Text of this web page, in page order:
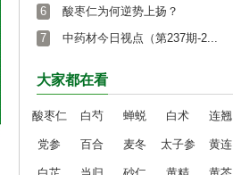
6
酸枣仁为何逆势上扬？
7
中药材今日视点（第237期-2...
大家都在看
酸枣仁 白芍 蝉蜕 白术 连翘
党参 百合 麦冬 太子参 黄连